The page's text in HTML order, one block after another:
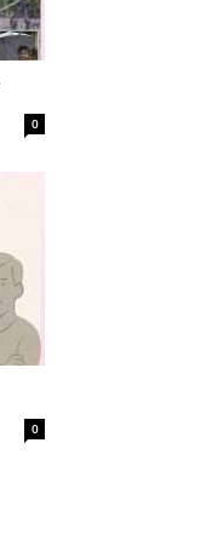
0
0